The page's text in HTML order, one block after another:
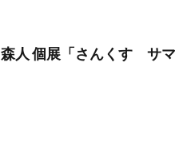
森人 個展「さんくす サ